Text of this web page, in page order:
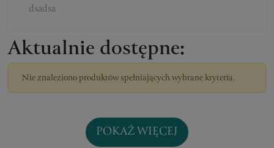
Aktualnie dostępne:
Nie znaleziono produktów spełniających wybrane kryteria.
POKAŻ WIĘCEJ